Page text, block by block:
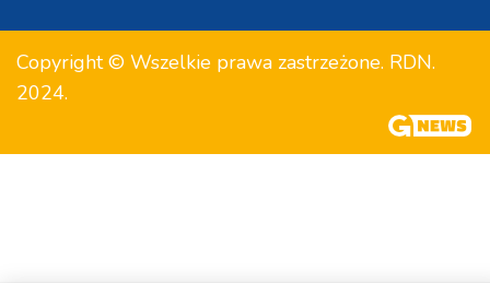
Copyright © Wszelkie prawa zastrzeżone. RDN.
2024.